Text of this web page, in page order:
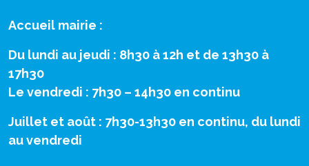
Accueil mairie :
Du lundi au jeudi : 8h30 à 12h et de 13h30 à
17h30
Le vendredi : 7h30 – 14h30 en continu
Juillet et août : 7h30-13h30 en continu, du lundi
au vendredi